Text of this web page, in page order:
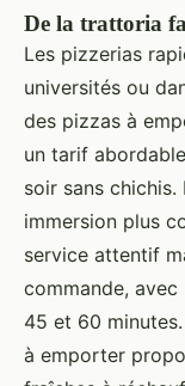
De la trattoria
Les pizzerias
universités ou
des pizzas à
un tarif
soir sans
immersion plus
service attentif
commande,
45 et 60
à emporter